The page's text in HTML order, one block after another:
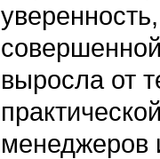
выросла от
менеджеров